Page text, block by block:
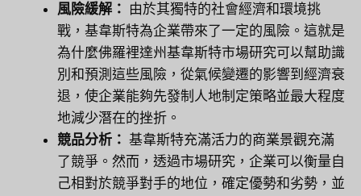
風險緩解： 由於其獨特的社會經濟和環境挑
戰，基韋斯特為企業帶來了一定的風險。這就是
為什麼佛羅裡達州基韋斯特市場研究可以幫助識
別和預測這些風險，從氣候變遷的影響到經濟衰
退，使企業能夠先發制人地制定策略並最大程度
地減少潛在的挫折。
競品分析： 基韋斯特充滿活力的商業景觀充滿
了競爭。然而，透過市場研究，企業可以衡量自
己相對於競爭對手的地位，確定優勢和劣勢，並